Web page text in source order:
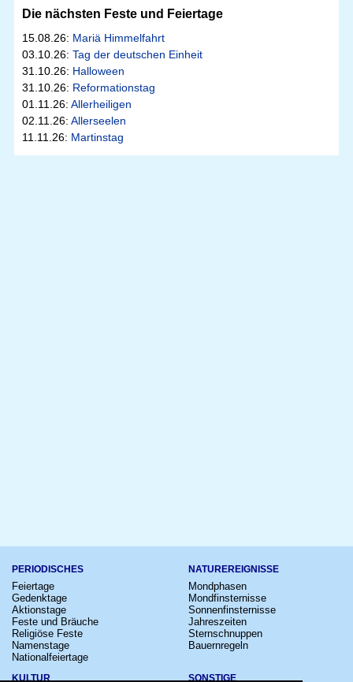
Die nächsten Feste und Feiertage
15.08.26: Mariä Himmelfahrt
03.10.26: Tag der deutschen Einheit
31.10.26: Halloween
31.10.26: Reformationstag
01.11.26: Allerheiligen
02.11.26: Allerseelen
11.11.26: Martinstag
PERIODISCHES
Feiertage
Gedenktage
Aktionstage
Feste und Bräuche
Religiöse Feste
Namenstage
Nationalfeiertage
NATUREREIGNISSE
Mondphasen
Mondfinsternisse
Sonnenfinsternisse
Jahreszeiten
Sternschnuppen
Bauernregeln
KULTUR SONSTIGE